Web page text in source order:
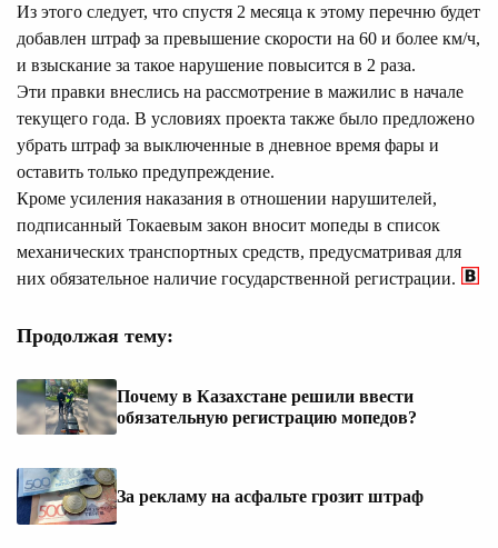
Из этого следует, что спустя 2 месяца к этому перечню будет
добавлен штраф за превышение скорости на 60 и более км/ч,
и взыскание за такое нарушение повысится в 2 раза.
Эти правки внеслись на рассмотрение в мажилис в начале
текущего года. В условиях проекта также было предложено
убрать штраф за выключенные в дневное время фары и
оставить только предупреждение.
Кроме усиления наказания в отношении нарушителей,
подписанный Токаевым закон вносит мопеды в список
механических транспортных средств, предусматривая для
них обязательное наличие государственной регистрации.
Продолжая тему:
Почему в Казахстане решили ввести
обязательную регистрацию мопедов?
За рекламу на асфальте грозит штраф